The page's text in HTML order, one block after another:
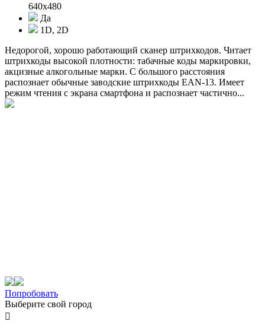
640x480
Да
1D, 2D
Недорогой, хорошо работающий сканер штрихкодов. Читает
штрихкоды высокой плотности: табачные коды маркировки,
акцизные алкогольные марки. С большого расстояния
распознает обычные заводские штрихкоды EAN-13. Имеет
режим чтения с экрана смартфона и распознает частично...
Попробовать
Выберите свой город
